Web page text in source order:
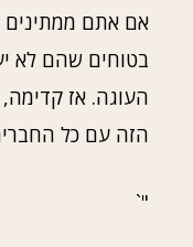
אם אתם ממתינים
בטוחים שהם לא
העוגה. אז
הזה עם כל
"`